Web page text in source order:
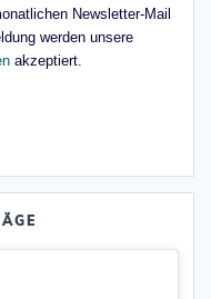
Newsletter-Mail
werden unsere
akzeptiert.